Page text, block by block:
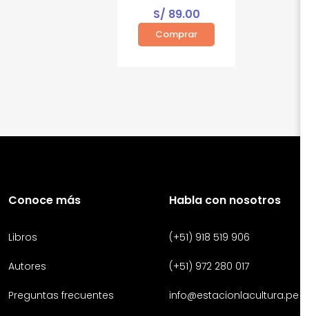
S/ 89.00
Comprar
Conoce más
Libros
Autores
Preguntas frecuentes
Habla con nosotros
(+51) 918 519 906
(+51) 972 280 017
info@estacionlacultura.pe